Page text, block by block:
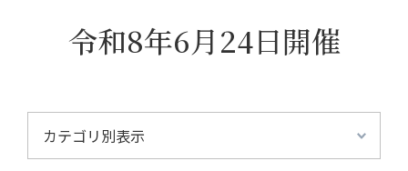
令和8年6月24日開催